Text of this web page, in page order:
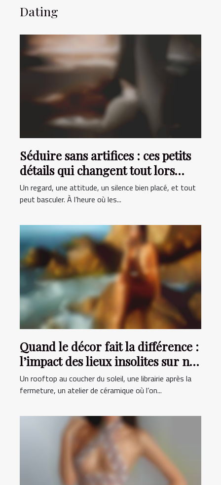
Dating
Séduire sans artifices : ces petits
détails qui changent tout lors
d'une première rencontre
Un regard, une attitude, un silence bien placé, et tout
peut basculer. À l’heure où les...
Quand le décor fait la différence :
l’impact des lieux insolites sur nos
rencontres
Un rooftop au coucher du soleil, une librairie après la
fermeture, un atelier de céramique où l’on...